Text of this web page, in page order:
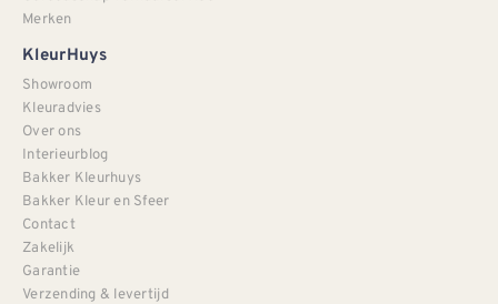
Merken
KleurHuys
Showroom
Kleuradvies
Over ons
Interieurblog
Bakker Kleurhuys
Bakker Kleur en Sfeer
Contact
Zakelijk
Garantie
Verzending & levertijd